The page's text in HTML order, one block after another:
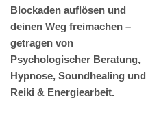
Blockaden auflösen und
deinen Weg freimachen –
getragen von
Psychologischer Beratung,
Hypnose, Soundhealing und
Reiki & Energiearbeit.